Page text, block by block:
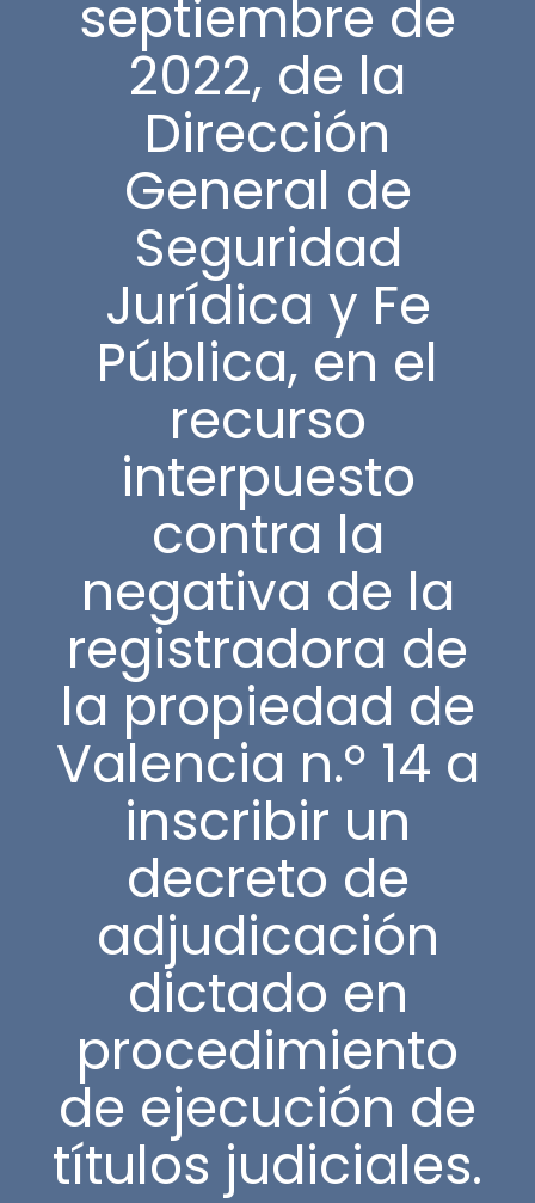
septiembre de
2022, de la
Dirección
General de
Seguridad
Jurídica y Fe
Pública, en el
recurso
interpuesto
contra la
negativa de la
registradora de
la propiedad de
Valencia n.º 14 a
inscribir un
decreto de
adjudicación
dictado en
procedimiento
de ejecución de
títulos judiciales.